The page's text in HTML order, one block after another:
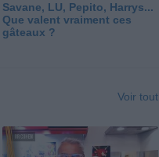
Savane, LU, Pepito, Harrys...
Que valent vraiment ces
gâteaux ?
Voir tout